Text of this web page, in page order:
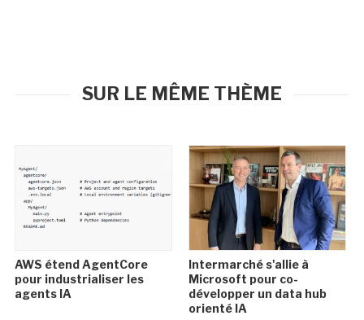
SUR LE MÊME THÈME
AWS étend AgentCore
pour industrialiser les
agents IA
Intermarché s'allie à
Microsoft pour co-
développer un data hub
orienté IA